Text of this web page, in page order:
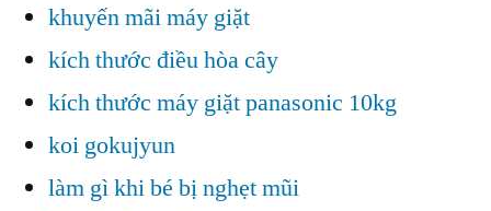
khuyến mãi máy giặt
kích thước điều hòa cây
kích thước máy giặt panasonic 10kg
koi gokujyun
làm gì khi bé bị nghẹt mũi